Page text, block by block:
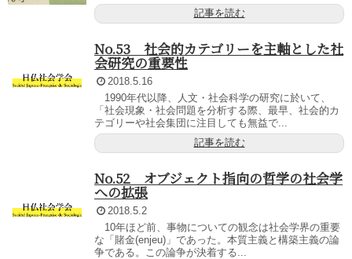
記事を読む
No.53 社会的カテゴリーを主軸とした社
会研究の重要性
2018.5.16
1990年代以降、人文・社会科学の研究に於いて、
「社会現象・社会問題を分析する際、最早、社会的カ
テゴリーや社会集団に注目しても無益で...
記事を読む
No.52 オブジェクト指向の哲学の社会学
への拡張
2018.5.2
10年ほど前、事物についての観念は社会学界の重要
な「賭金(enjeu)」であった。本質主義と構築主義の論
争である。この論争が決着する...